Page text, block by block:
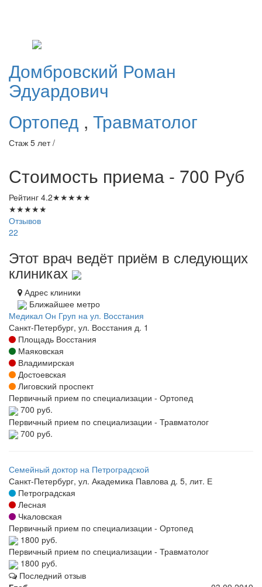
Домбровский Роман
Эдуардович
Ортопед , Травматолог
Стаж 5 лет /
Стоимость приема - 700 Руб
Рейтинг 4.2★★★★★
★★★★★
Отзывов
22
Этот врач ведёт приём в следующих
клиниках
Адрес клиники
Ближайшее метро
Медикал Он Груп на ул. Восстания
Санкт-Петербург, ул. Восстания д. 1
Площадь Восстания
Маяковская
Владимирская
Достоевская
Лиговский проспект
Первичный прием по специализации - Ортопед
700 руб.
Первичный прием по специализации - Травматолог
700 руб.
Семейный доктор на Петроградской
Санкт-Петербург, ул. Академика Павлова д. 5, лит. Е
Петроградская
Лесная
Чкаловская
Первичный прием по специализации - Ортопед
1800 руб.
Первичный прием по специализации - Травматолог
1800 руб.
Последний отзыв